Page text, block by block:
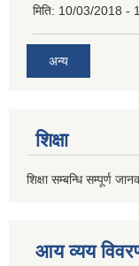
मिति: 10/03/2018 -
अन्य
शिक्षा
शिक्षा सम्बन्धि सम्पूर्ण
आय व्यय